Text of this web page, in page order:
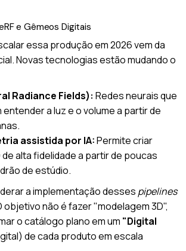
e Gêmeos Digitais
essa produção em 2026 vem da
Novas tecnologias estão mudando o
Radiance Fields): Redes neurais que
a luz e o volume a partir de
assistida por IA:Permite criar
alta fidelidade a partir de poucas
de estúdio.
a implementação desses pipelines
não é fazer "modelagem 3D",
o catálogo plano em um "Digital
de cada produto em escala